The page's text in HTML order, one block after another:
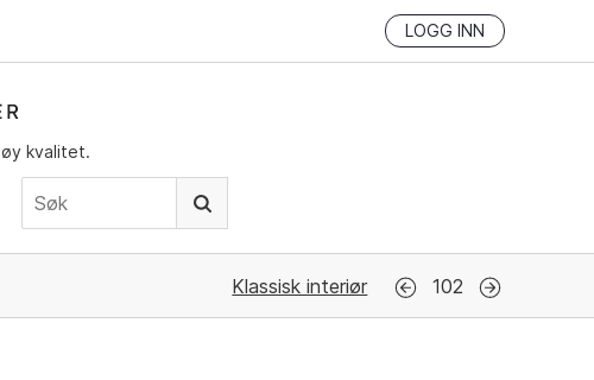
LOGG INN
kvalitet.
Klassisk interiør 102